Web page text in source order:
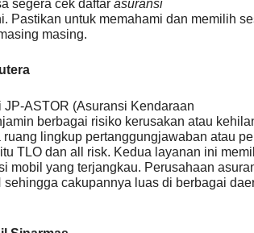
segera cek daftar asuransi
Pastikan untuk memahami dan memilih
masing.
JP-ASTOR (Asuransi Kendaraan
berbagai risiko kerusakan atau
ruang lingkup pertanggungjawaban atau
TLO dan all risk. Kedua layanan ini
mobil yang terjangkau. Perusahaan
cakupannya luas di berbagai